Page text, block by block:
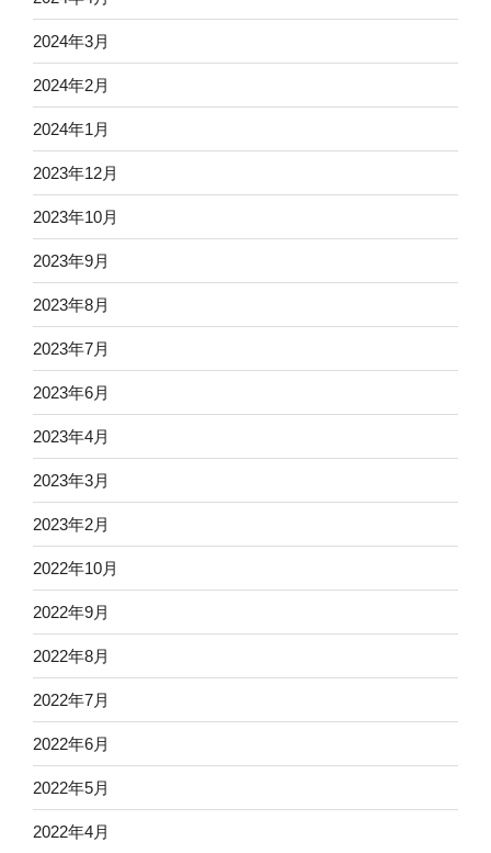
2024年3月
2024年2月
2024年1月
2023年12月
2023年10月
2023年9月
2023年8月
2023年7月
2023年6月
2023年4月
2023年3月
2023年2月
2022年10月
2022年9月
2022年8月
2022年7月
2022年6月
2022年5月
2022年4月